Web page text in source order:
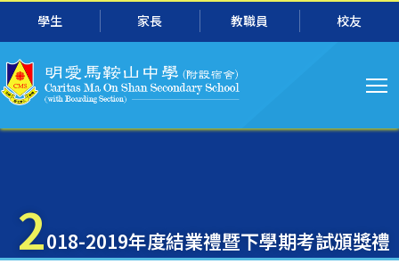
跳转到主要内容
學生 家長 教職員 校友
导
航
2018-2019年度結業禮暨下學期考試頒獎禮